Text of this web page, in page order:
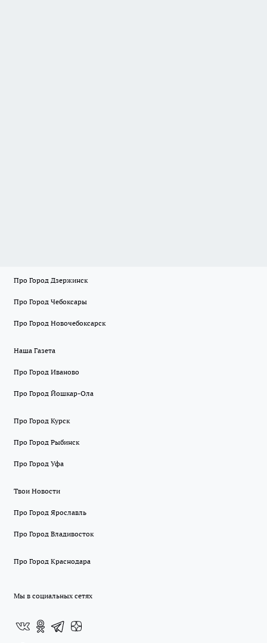
Про Город Дзержинск
Про Город Чебоксары
Про Город Новочебоксарск
Наша Газета
Про Город Иваново
Про Город Йошкар-Ола
Про Город Курск
Про Город Рыбинск
Про Город Уфа
Твои Новости
Про Город Ярославль
Про Город Владивосток
Про Город Краснодара
Мы в социальных сетях